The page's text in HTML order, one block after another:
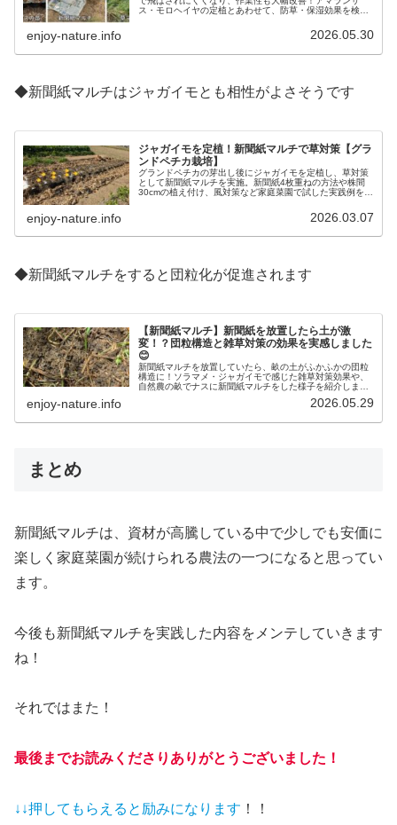
ス・モロヘイヤの定植とあわせて、防草・保湿効果を検証
enjoy-nature.info 2026.05.30
◆新聞紙マルチはジャガイモとも相性がよさそうです
ジャガイモを定植！新聞紙マルチで草対策【グラ
ンドペチカ栽培】
グランドペチカの芽出し後にジャガイモを定植し、草対策
として新聞紙マルチを実施。新聞紙4枚重ねの方法や株間
30cmの植え付け、風対策など家庭菜園で試した実践例を紹
enjoy-nature.info 2026.03.07
◆新聞紙マルチをすると団粒化が促進されます
【新聞紙マルチ】新聞紙を放置したら土が激
変！？団粒構造と雑草対策の効果を実感しました
😊
新聞紙マルチを放置していたら、畝の土がふかふかの団粒
構造に！ソラマメ・ジャガイモで感じた雑草対策効果や、
自然農の畝でナスに新聞紙マルチをした様子を紹介しま
enjoy-nature.info 2026.05.29
まとめ
新聞紙マルチは、資材が高騰している中で少しでも安価に
楽しく家庭菜園が続けられる農法の一つになると思ってい
ます。
今後も新聞紙マルチを実践した内容をメンテしていきます
ね！
それではまた！
最後までお読みくださりありがとうございました！
↓↓押してもらえると 励みになります ！！